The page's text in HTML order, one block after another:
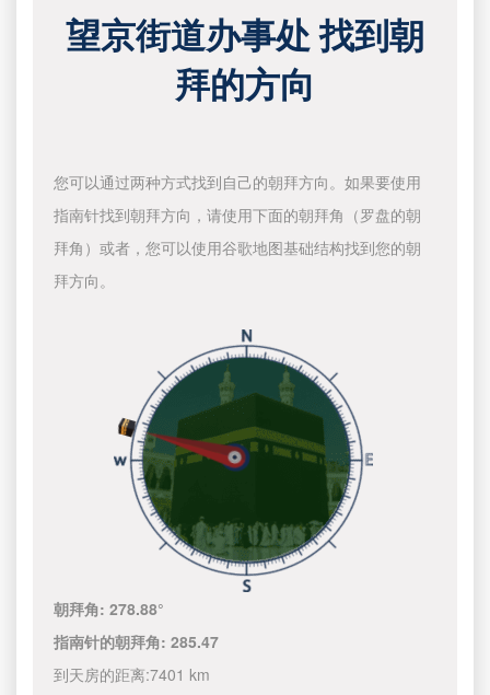
望京街道办事处 找到朝
拜的方向
您可以通过两种方式找到自己的朝拜方向。如果要使用
指南针找到朝拜方向，请使用下面的朝拜角（罗盘的朝
拜角）或者，您可以使用谷歌地图基础结构找到您的朝
拜方向。
朝拜角:278.88°
指南针的朝拜角:285.47
到天房的距离:7401 km